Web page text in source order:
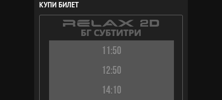
КУПИ БИЛЕТ
11:50
12:50
14:10